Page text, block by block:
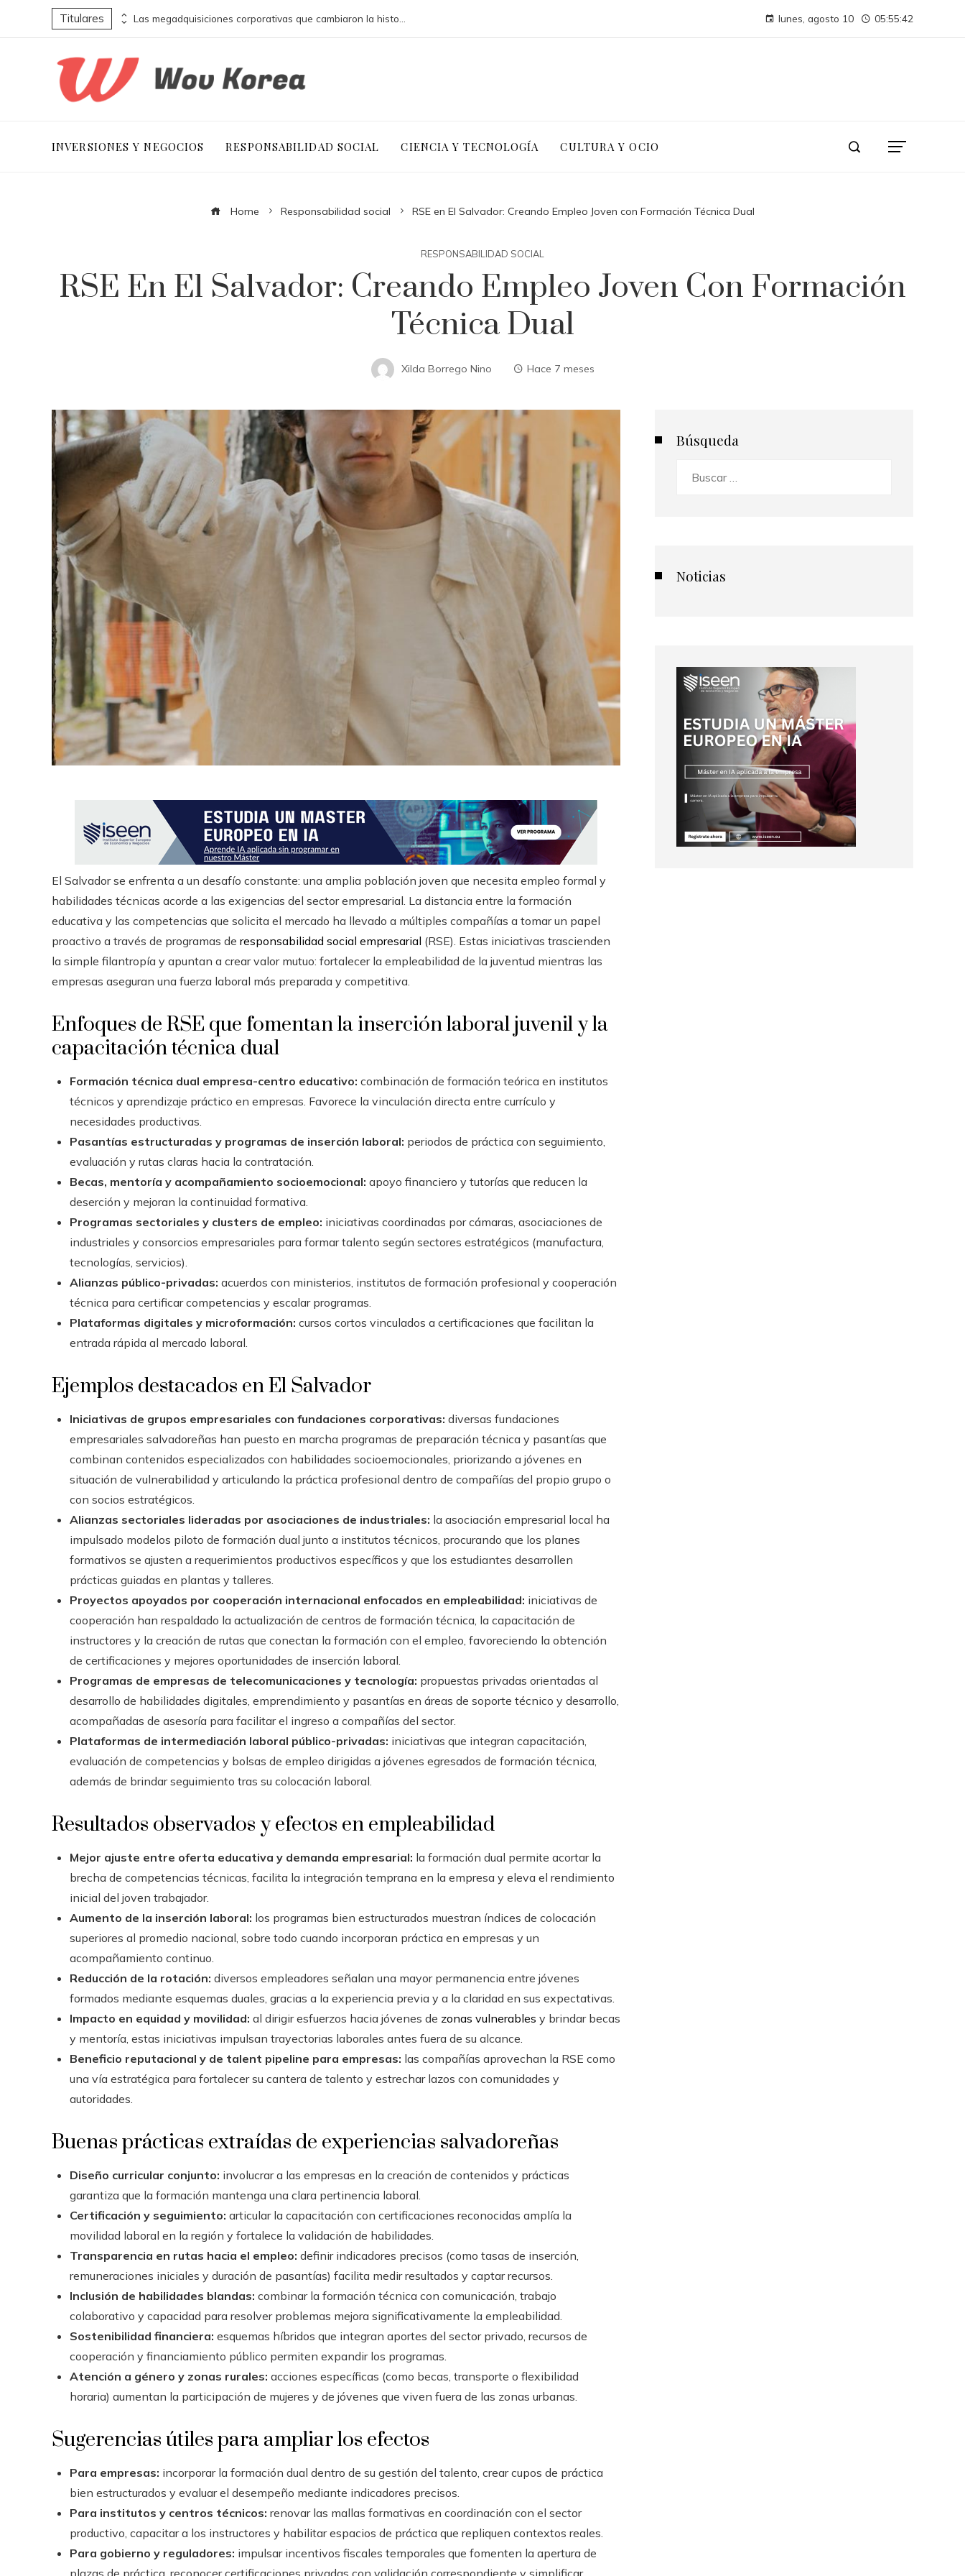
Titulares Montenegro necesita diversificar su turismo para evitar crisis económicas futuras lunes, agosto 10 05:55:43
INVERSIONES Y NEGOCIOS RESPONSABILIDAD SOCIAL CIENCIA Y TECNOLOGÍA CULTURA Y OCIO
Home Responsabilidad social RSE en El Salvador: Creando Empleo Joven con Formación Técnica Dual
RESPONSABILIDAD SOCIAL
RSE En El Salvador: Creando Empleo Joven Con Formación
Técnica Dual
Xilda Borrego Nino Hace 7 meses
El Salvador se enfrenta a un desafío constante: una amplia población joven que necesita empleo formal y
habilidades técnicas acorde a las exigencias del sector empresarial. La distancia entre la formación
educativa y las competencias que solicita el mercado ha llevado a múltiples compañías a tomar un papel
proactivo a través de programas de responsabilidad social empresarial (RSE). Estas iniciativas trascienden
la simple filantropía y apuntan a crear valor mutuo: fortalecer la empleabilidad de la juventud mientras las
empresas aseguran una fuerza laboral más preparada y competitiva.
Enfoques de RSE que fomentan la inserción laboral juvenil y la
capacitación técnica dual
Formación técnica dual empresa-centro educativo: combinación de formación teórica en institutos
técnicos y aprendizaje práctico en empresas. Favorece la vinculación directa entre currículo y
necesidades productivas.
Pasantías estructuradas y programas de inserción laboral: periodos de práctica con seguimiento,
evaluación y rutas claras hacia la contratación.
Becas, mentoría y acompañamiento socioemocional: apoyo financiero y tutorías que reducen la
deserción y mejoran la continuidad formativa.
Programas sectoriales y clusters de empleo: iniciativas coordinadas por cámaras, asociaciones de
industriales y consorcios empresariales para formar talento según sectores estratégicos (manufactura,
tecnologías, servicios).
Alianzas público-privadas: acuerdos con ministerios, institutos de formación profesional y cooperación
técnica para certificar competencias y escalar programas.
Plataformas digitales y microformación: cursos cortos vinculados a certificaciones que facilitan la
entrada rápida al mercado laboral.
Ejemplos destacados en El Salvador
Iniciativas de grupos empresariales con fundaciones corporativas: diversas fundaciones
empresariales salvadoreñas han puesto en marcha programas de preparación técnica y pasantías que
combinan contenidos especializados con habilidades socioemocionales, priorizando a jóvenes en
situación de vulnerabilidad y articulando la práctica profesional dentro de compañías del propio grupo o
con socios estratégicos.
Alianzas sectoriales lideradas por asociaciones de industriales: la asociación empresarial local ha
impulsado modelos piloto de formación dual junto a institutos técnicos, procurando que los planes
formativos se ajusten a requerimientos productivos específicos y que los estudiantes desarrollen
prácticas guiadas en plantas y talleres.
Proyectos apoyados por cooperación internacional enfocados en empleabilidad: iniciativas de
cooperación han respaldado la actualización de centros de formación técnica, la capacitación de
instructores y la creación de rutas que conectan la formación con el empleo, favoreciendo la obtención
de certificaciones y mejores oportunidades de inserción laboral.
Programas de empresas de telecomunicaciones y tecnología: propuestas privadas orientadas al
desarrollo de habilidades digitales, emprendimiento y pasantías en áreas de soporte técnico y desarrollo,
acompañadas de asesoría para facilitar el ingreso a compañías del sector.
Plataformas de intermediación laboral público-privadas: iniciativas que integran capacitación,
evaluación de competencias y bolsas de empleo dirigidas a jóvenes egresados de formación técnica,
además de brindar seguimiento tras su colocación laboral.
Resultados observados y efectos en empleabilidad
Mejor ajuste entre oferta educativa y demanda empresarial: la formación dual permite acortar la
brecha de competencias técnicas, facilita la integración temprana en la empresa y eleva el rendimiento
inicial del joven trabajador.
Aumento de la inserción laboral: los programas bien estructurados muestran índices de colocación
superiores al promedio nacional, sobre todo cuando incorporan práctica en empresas y un
acompañamiento continuo.
Reducción de la rotación: diversos empleadores señalan una mayor permanencia entre jóvenes
formados mediante esquemas duales, gracias a la experiencia previa y a la claridad en sus expectativas.
Impacto en equidad y movilidad: al dirigir esfuerzos hacia jóvenes de zonas vulnerables y brindar becas
y mentoría, estas iniciativas impulsan trayectorias laborales antes fuera de su alcance.
Beneficio reputacional y de talent pipeline para empresas: las compañías aprovechan la RSE como
una vía estratégica para fortalecer su cantera de talento y estrechar lazos con comunidades y
autoridades.
Buenas prácticas extraídas de experiencias salvadoreñas
Diseño curricular conjunto: involucrar a las empresas en la creación de contenidos y prácticas
garantiza que la formación mantenga una clara pertinencia laboral.
Certificación y seguimiento: articular la capacitación con certificaciones reconocidas amplía la
movilidad laboral en la región y fortalece la validación de habilidades.
Transparencia en rutas hacia el empleo: definir indicadores precisos (como tasas de inserción,
remuneraciones iniciales y duración de pasantías) facilita medir resultados y captar recursos.
Inclusión de habilidades blandas: combinar la formación técnica con comunicación, trabajo
colaborativo y capacidad para resolver problemas mejora significativamente la empleabilidad.
Sostenibilidad financiera: esquemas híbridos que integran aportes del sector privado, recursos de
cooperación y financiamiento público permiten expandir los programas.
Atención a género y zonas rurales: acciones específicas (como becas, transporte o flexibilidad
horaria) aumentan la participación de mujeres y de jóvenes que viven fuera de las zonas urbanas.
Sugerencias útiles para ampliar los efectos
Para empresas: incorporar la formación dual dentro de su gestión del talento, crear cupos de práctica
bien estructurados y evaluar el desempeño mediante indicadores precisos.
Para institutos y centros técnicos: renovar las mallas formativas en coordinación con el sector
productivo, capacitar a los instructores y habilitar espacios de práctica que repliquen contextos reales.
Para gobierno y reguladores: impulsar incentivos fiscales temporales que fomenten la apertura de
plazas de práctica, reconocer certificaciones privadas con validación correspondiente y simplificar
Búsqueda
Noticias